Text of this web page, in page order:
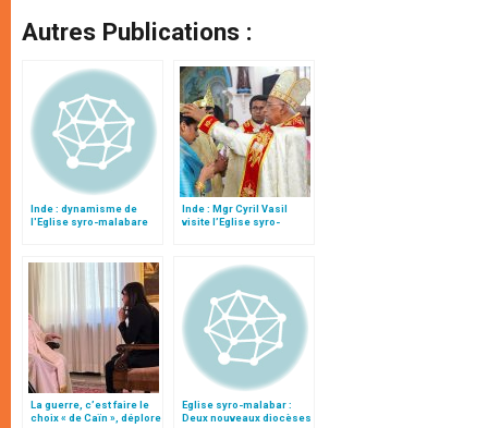
Autres Publications :
Inde : dynamisme de
l'Eglise syro-malabare
Inde : Mgr Cyril Vasil
visite l’Eglise syro-
La guerre, c’est faire le
choix « de Caïn », déplore
Eglise syro-malabar :
Deux nouveaux diocèses